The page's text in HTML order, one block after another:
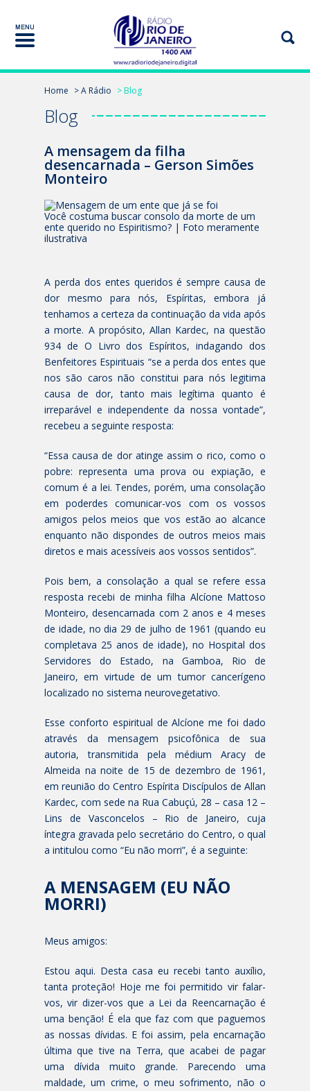
Home > A Rádio > Blog
Blog
A mensagem da filha
desencarnada – Gerson Simões
Monteiro
Você costuma buscar consolo da morte de um
ente querido no Espiritismo? | Foto meramente
ilustrativa
A perda dos entes queridos é sempre causa de
dor mesmo para nós, Espíritas, embora já
tenhamos a certeza da continuação da vida após
a morte. A propósito, Allan Kardec, na questão
934 de O Livro dos Espíritos, indagando dos
Benfeitores Espirituais “se a perda dos entes que
nos são caros não constitui para nós legitima
causa de dor, tanto mais legítima quanto é
irreparável e independente da nossa vontade”,
recebeu a seguinte resposta:
“Essa causa de dor atinge assim o rico, como o
pobre: representa uma prova ou expiação, e
comum é a lei. Tendes, porém, uma consolação
em poderdes comunicar-vos com os vossos
amigos pelos meios que vos estão ao alcance
enquanto não dispondes de outros meios mais
diretos e mais acessíveis aos vossos sentidos”.
Pois bem, a consolação a qual se refere essa
resposta recebi de minha filha Alcíone Mattoso
Monteiro, desencarnada com 2 anos e 4 meses
de idade, no dia 29 de julho de 1961 (quando eu
completava 25 anos de idade), no Hospital dos
Servidores do Estado, na Gamboa, Rio de
Janeiro, em virtude de um tumor cancerígeno
localizado no sistema neurovegetativo.
Esse conforto espiritual de Alcíone me foi dado
através da mensagem psicofônica de sua
autoria, transmitida pela médium Aracy de
Almeida na noite de 15 de dezembro de 1961,
em reunião do Centro Espírita Discípulos de Allan
Kardec, com sede na Rua Cabuçú, 28 – casa 12 –
Lins de Vasconcelos – Rio de Janeiro, cuja
íntegra gravada pelo secretário do Centro, o qual
a intitulou como “Eu não morri”, é a seguinte:
A MENSAGEM (EU NÃO
MORRI)
Meus amigos:
Estou aqui. Desta casa eu recebi tanto auxílio,
tanta proteção! Hoje me foi permitido vir falar-
vos, vir dizer-vos que a Lei da Reencarnação é
uma benção! É ela que faz com que paguemos
as nossas dívidas. E foi assim, pela encarnação
última que tive na Terra, que acabei de pagar
uma dívida muito grande. Parecendo uma
maldade, um crime, o meu sofrimento, não o